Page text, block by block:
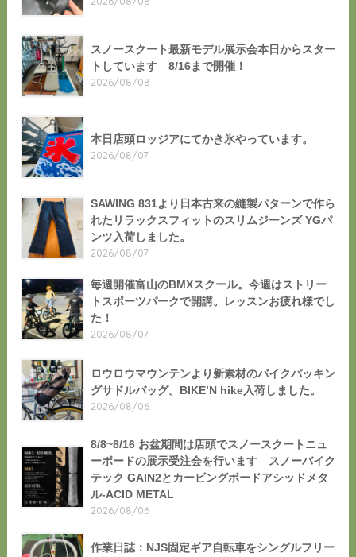
スノースクート最新モデル展示会本日からスター
トしています 8/16まで開催！
2026/08/08
本日店頭ロッジアにてかき氷やっています。
2026/08/07
SAWING 831より日本古来の縫製パターンで作ら
れたリラックスフィットのスリムジーンズ YGパ
ンツ入荷しました。
2026/08/07
毎週開催富山のBMXスクール。今週はストリー
トスポーツパークで開講。レッスンお疲れ様でし
た！
2026/08/07
ロウロウマウンテンより新素材のバイクパッキン
グサドルバッグ。BIKE’N hike入荷しました。
2026/08/06
8/8~8/16 お盆期間は店頭でスノースクートニュ
ーボードの展示受注会を行います スノーバイク
テック GAIN2とカービングボードアシッドメタ
ル-ACID METAL
2026/08/06
作業日誌：NJS固定ギア自転車をシングルフリー